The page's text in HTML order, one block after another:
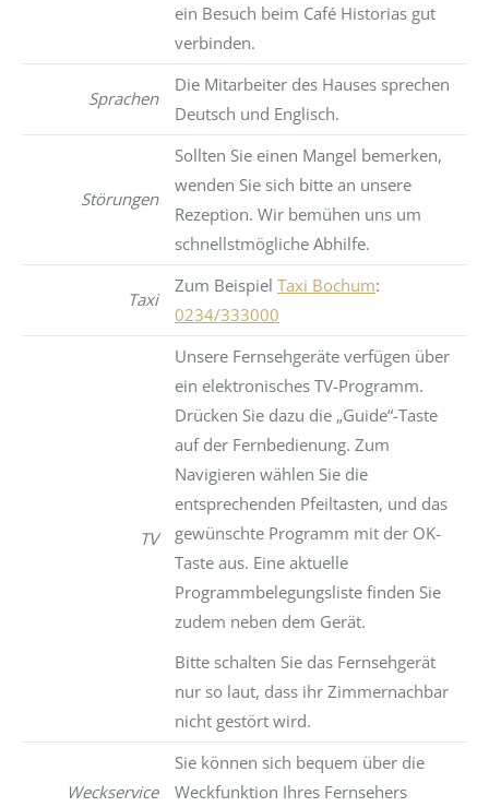
ein Besuch beim Café Historias gut
verbinden.
Sprachen
Die Mitarbeiter des Hauses sprechen
Deutsch und Englisch.
Störungen
Sollten Sie einen Mangel bemerken,
wenden Sie sich bitte an unsere
Rezeption. Wir bemühen uns um
schnellstmögliche Abhilfe.
Taxi
Zum Beispiel Taxi Bochum:
0234/333000
TV
Unsere Fernsehgeräte verfügen über
ein elektronisches TV-Programm.
Drücken Sie dazu die „Guide“-Taste
auf der Fernbedienung. Zum
Navigieren wählen Sie die
entsprechenden Pfeiltasten, und das
gewünschte Programm mit der OK-
Taste aus. Eine aktuelle
Programmbelegungsliste finden Sie
zudem neben dem Gerät.
Bitte schalten Sie das Fernsehgerät
nur so laut, dass ihr Zimmernachbar
nicht gestört wird.
Weckservice
Sie können sich bequem über die
Weckfunktion Ihres Fernsehers